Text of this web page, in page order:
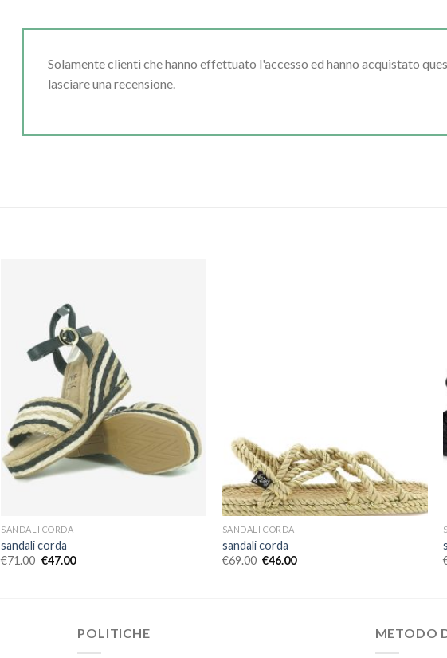
Solamente clienti che hanno effettuato l'accesso ed hanno acquistato
lasciare una recensione.
SANDALI CORDA
sandali corda
€71.00 €47.00
SANDALI CORDA
sandali corda
€69.00 €46.00
POLITICHE METODO